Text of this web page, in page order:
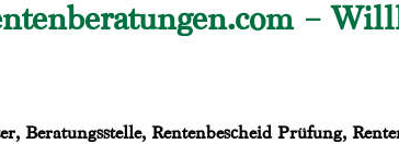
–
Beratungsstelle, Rentenbescheid Prüfung,